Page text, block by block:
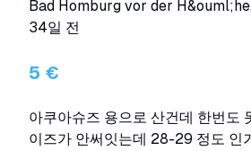
Bad Homburg vor der H&ouml;he
34일 전
5 €
아쿠아슈즈 용으로 산건데 한번도
이즈가 안써잇는데 28-29 정도 인